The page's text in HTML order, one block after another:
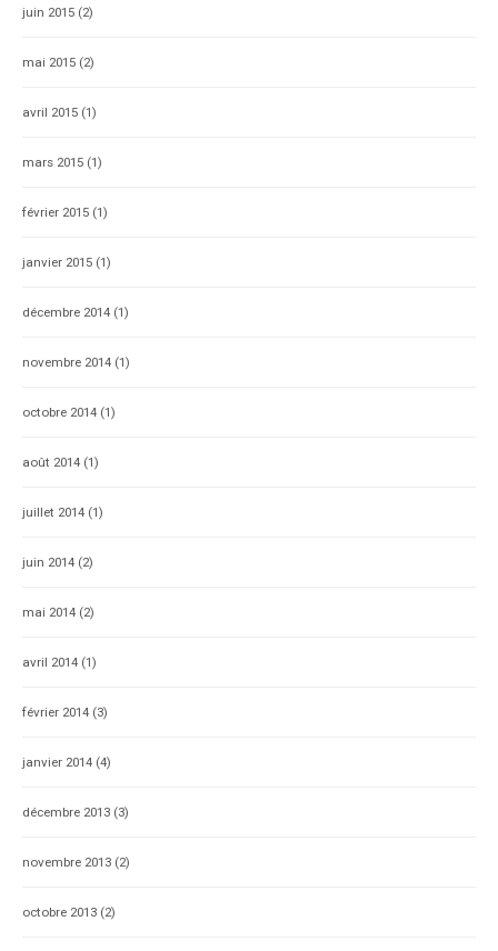
juin 2015 (2)
mai 2015 (2)
avril 2015 (1)
mars 2015 (1)
février 2015 (1)
janvier 2015 (1)
décembre 2014 (1)
novembre 2014 (1)
octobre 2014 (1)
août 2014 (1)
juillet 2014 (1)
juin 2014 (2)
mai 2014 (2)
avril 2014 (1)
février 2014 (3)
janvier 2014 (4)
décembre 2013 (3)
novembre 2013 (2)
octobre 2013 (2)